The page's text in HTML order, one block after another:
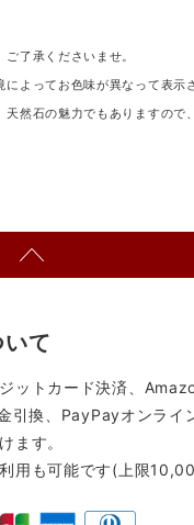
了承くださいませ。
よってお色味が異なって表示
然石の魅力でもありますので
て
ットカード決済、
引換、PayPayオンライ
ます。
用も可能です(上限